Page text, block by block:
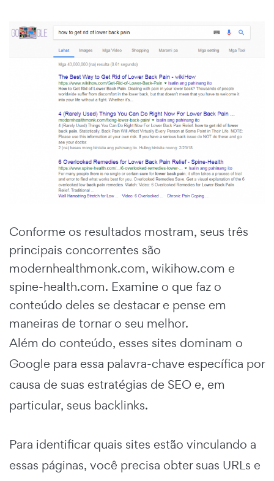
Conforme os resultados mostram, seus três
principais concorrentes são
modernhealthmonk.com, wikihow.com e
spine-health.com. Examine o que faz o
conteúdo deles se destacar e pense em
maneiras de tornar o seu melhor.
Além do conteúdo, esses sites dominam o
Google para essa palavra-chave específica por
causa de suas estratégias de SEO e, em
particular, seus backlinks.
Para identificar quais sites estão vinculando a
essas páginas, você precisa obter suas URLs e